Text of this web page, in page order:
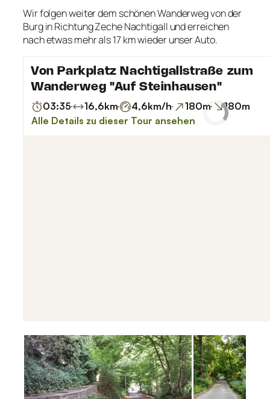
Wir folgen weiter dem schönen Wanderweg von der
Burg in Richtung Zeche Nachtigall und erreichen
nach etwas mehr als 17 km wieder unser Auto.